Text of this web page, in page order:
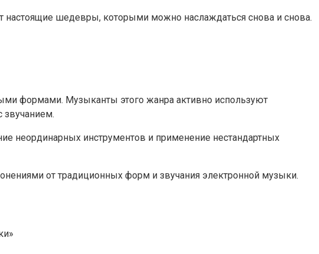
настоящие шедевры, которыми можно наслаждаться снова и снова.
формами. Музыканты этого жанра активно используют
звучанием.
неординарных инструментов и применение нестандартных
от традиционных форм и звучания электронной музыки.